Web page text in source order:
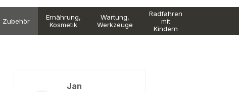
Zubehör
Ernährung,
Kosmetik
Wartung,
Werkzeuge
Radfahren
mit
Kindern
Jan